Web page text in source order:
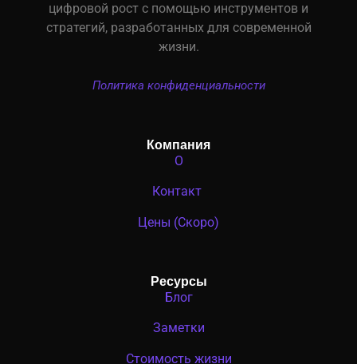
цифровой рост с помощью инструментов и
стратегий, разработанных для современной
жизни.
Политика конфиденциальности
Компания
О
Контакт
Цены (Скоро)
Ресурсы
Блог
Заметки
Стоимость жизни